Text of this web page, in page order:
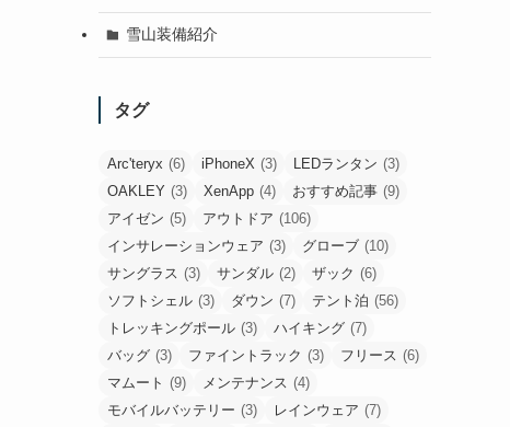
雪山装備紹介
タグ
Arc'teryx (6) iPhoneX (3) LEDランタン (3)
OAKLEY (3) XenApp (4) おすすめ記事 (9)
アイゼン (5) アウトドア (106)
インサレーションウェア (3) グローブ (10)
サングラス (3) サンダル (2) ザック (6)
ソフトシェル (3) ダウン (7) テント泊 (56)
トレッキングポール (3) ハイキング (7)
バッグ (3) ファイントラック (3) フリース (6)
マムート (9) メンテナンス (4)
モバイルバッテリー (3) レインウェア (7)